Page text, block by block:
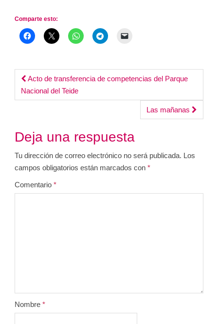
Comparte esto:
Post
navigation
Acto de transferencia de competencias del Parque
Nacional del Teide
Las mañanas
Deja una respuesta
Tu dirección de correo electrónico no será publicada. Los
campos obligatorios están marcados con *
Comentario *
Nombre *